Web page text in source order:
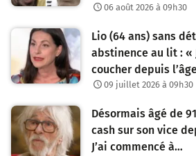
06 août 2026 à 09h30
Lio (64 ans) sans
abstinence au lit : «
coucher depuis
09 juillet 2026 à 09h30
Désormais âgé de
cash sur son vice
J’ai commencé à…